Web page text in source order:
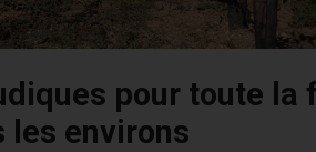
pour toute la
les environs